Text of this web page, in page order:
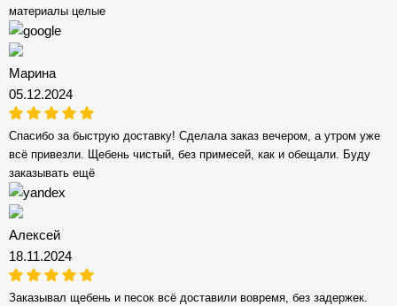
материалы целые
Марина
05.12.2024
Спасибо за быструю доставку! Сделала заказ вечером, а утром уже
всё привезли. Щебень чистый, без примесей, как и обещали. Буду
заказывать ещё
Алексей
18.11.2024
Заказывал щебень и песок всё доставили вовремя, без задержек.